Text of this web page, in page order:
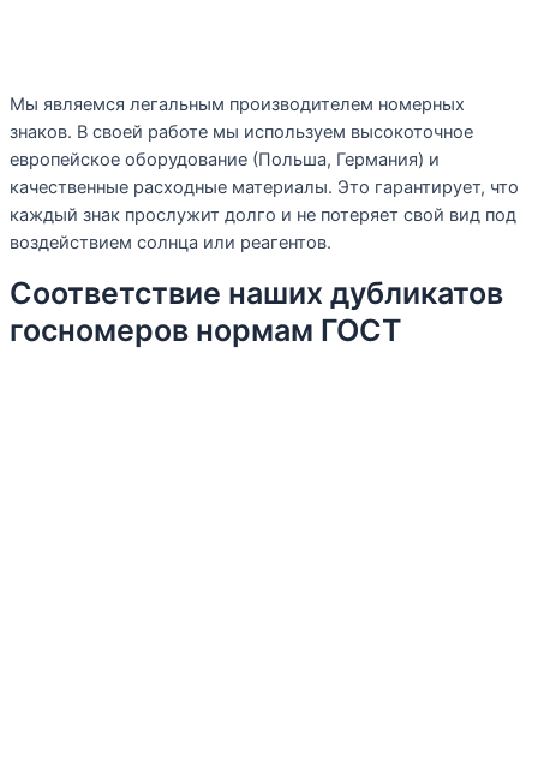
Мы являемся легальным производителем номерных
знаков. В своей работе мы используем высокоточное
европейское оборудование (Польша, Германия) и
качественные расходные материалы. Это гарантирует, что
каждый знак прослужит долго и не потеряет свой вид под
воздействием солнца или реагентов.
Соответствие наших дубликатов
госномеров нормам ГОСТ